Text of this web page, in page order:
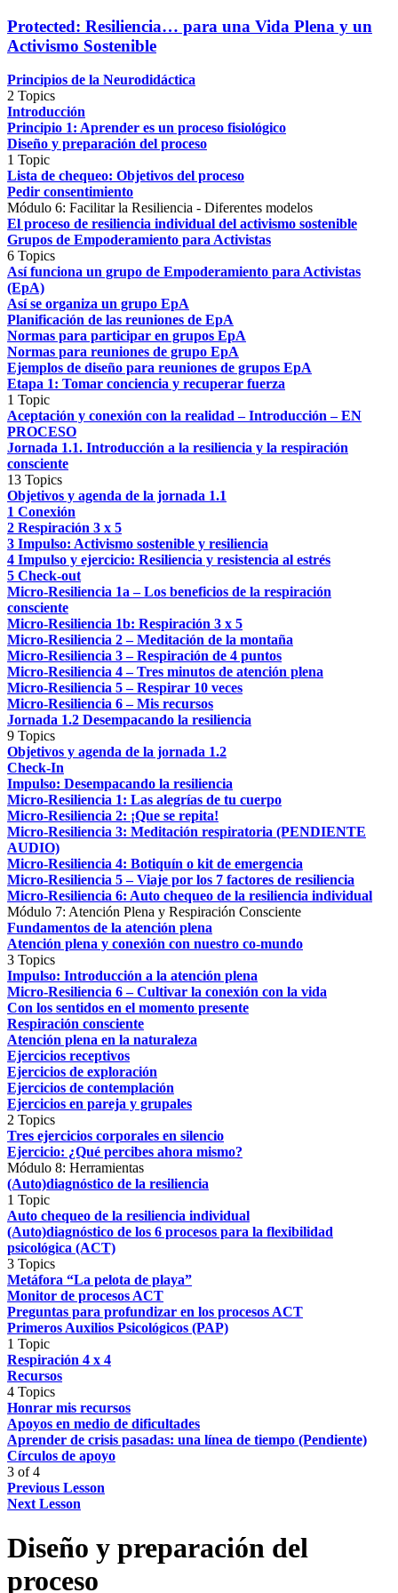
Protected: Resiliencia… para una Vida Plena y un
Activismo Sostenible
Principios de la Neurodidáctica
2 Topics
Introducción
Principio 1: Aprender es un proceso fisiológico
Diseño y preparación del proceso
1 Topic
Lista de chequeo: Objetivos del proceso
Pedir consentimiento
Módulo 6: Facilitar la Resiliencia - Diferentes modelos
El proceso de resiliencia individual del activismo sostenible
Grupos de Empoderamiento para Activistas
6 Topics
Así funciona un grupo de Empoderamiento para Activistas
(EpA)
Así se organiza un grupo EpA
Planificación de las reuniones de EpA
Normas para participar en grupos EpA
Normas para reuniones de grupo EpA
Ejemplos de diseño para reuniones de grupos EpA
Etapa 1: Tomar conciencia y recuperar fuerza
1 Topic
Aceptación y conexión con la realidad – Introducción – EN
PROCESO
Jornada 1.1. Introducción a la resiliencia y la respiración
consciente
13 Topics
Objetivos y agenda de la jornada 1.1
1 Conexión
2 Respiración 3 x 5
3 Impulso: Activismo sostenible y resiliencia
4 Impulso y ejercicio: Resiliencia y resistencia al estrés
5 Check-out
Micro-Resiliencia 1a – Los beneficios de la respiración
consciente
Micro-Resiliencia 1b: Respiración 3 x 5
Micro-Resiliencia 2 – Meditación de la montaña
Micro-Resiliencia 3 – Respiración de 4 puntos
Micro-Resiliencia 4 – Tres minutos de atención plena
Micro-Resiliencia 5 – Respirar 10 veces
Micro-Resiliencia 6 – Mis recursos
Jornada 1.2 Desempacando la resiliencia
9 Topics
Objetivos y agenda de la jornada 1.2
Check-In
Impulso: Desempacando la resiliencia
Micro-Resiliencia 1: Las alegrías de tu cuerpo
Micro-Resiliencia 2: ¡Que se repita!
Micro-Resiliencia 3: Meditación respiratoria (PENDIENTE
AUDIO)
Micro-Resiliencia 4: Botiquín o kit de emergencia
Micro-Resiliencia 5 – Viaje por los 7 factores de resiliencia
Micro-Resiliencia 6: Auto chequeo de la resiliencia individual
Módulo 7: Atención Plena y Respiración Consciente
Fundamentos de la atención plena
Atención plena y conexión con nuestro co-mundo
3 Topics
Impulso: Introducción a la atención plena
Micro-Resiliencia 6 – Cultivar la conexión con la vida
Con los sentidos en el momento presente
Respiración consciente
Atención plena en la naturaleza
Ejercicios receptivos
Ejercicios de exploración
Ejercicios de contemplación
Ejercicios en pareja y grupales
2 Topics
Tres ejercicios corporales en silencio
Ejercicio: ¿Qué percibes ahora mismo?
Módulo 8: Herramientas
(Auto)diagnóstico de la resiliencia
1 Topic
Auto chequeo de la resiliencia individual
(Auto)diagnóstico de los 6 procesos para la flexibilidad
psicológica (ACT)
3 Topics
Metáfora “La pelota de playa”
Monitor de procesos ACT
Preguntas para profundizar en los procesos ACT
Primeros Auxilios Psicológicos (PAP)
1 Topic
Respiración 4 x 4
Recursos
4 Topics
Honrar mis recursos
Apoyos en medio de dificultades
Aprender de crisis pasadas: una línea de tiempo (Pendiente)
Círculos de apoyo
3 of 4
Previous Lesson
Next Lesson
Diseño y preparación del
proceso